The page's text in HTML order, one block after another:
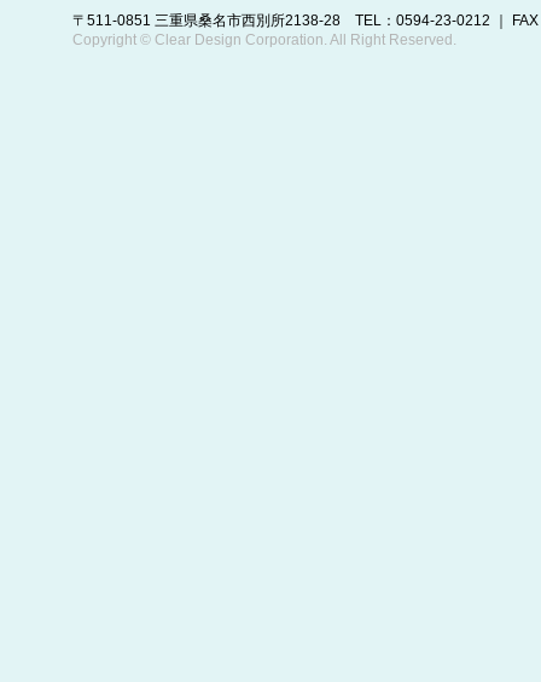
〒511-0851 三重県桑名市西別所2138-28 TEL：0594-23-0212 ｜
Copyright © Clear Design Corporation. All Right Reserved.